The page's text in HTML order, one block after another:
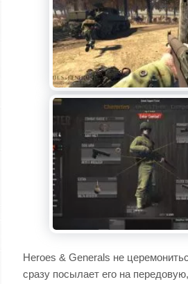
Heroes & Generals не
сразу посылает его на